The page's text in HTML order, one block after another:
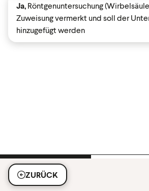
Ja, Röntgenuntersuchung
Zuweisung vermerkt und soll der
hinzugefügt werden
ZURÜCK